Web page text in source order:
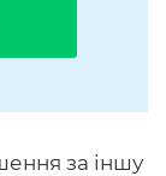
за іншу